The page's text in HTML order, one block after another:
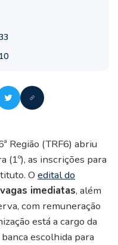
Região (TRF6) abriu
(1º), as inscrições para
O edital do
imediatas, além
com remuneração
está a cargo da
escolhida para